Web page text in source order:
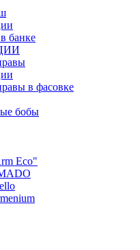
банке
в фасовке
бобы
Eco"